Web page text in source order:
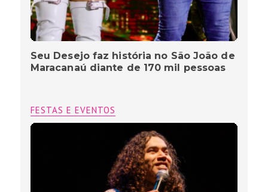
Seu Desejo faz história no São João de
Maracanaú diante de 170 mil pessoas
FESTAS E EVENTOS